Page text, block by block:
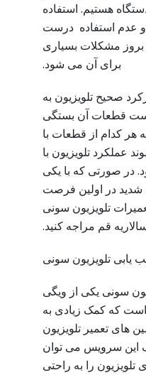
هستیم. استفاده
و عدم استفاده درست
بروز مشکلات بسیاری
برای آن می شود.
صحیح تلویزیون به
قطعات آن بستگی
هر کدام از قطعات با
عملکرد تلویزیون با
در صورتی که با یکی
شدید در اولین فرصت
تلویزیون سونی
قم مراجه کنید.
یابی تلویزیون سونی
سونی یکی از ویگی
که کمک زیادی به
های تعمیر تلویزیون
این سرویس می توان
تلویزیون را به راحتی